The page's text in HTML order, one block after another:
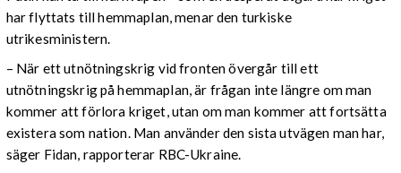
har flyttats till hemmaplan, menar den turkiske
utrikesministern.
– När ett utnötningskrig vid fronten övergår till ett
utnötningskrig på hemmaplan, är frågan inte längre om man
kommer att förlora kriget, utan om man kommer att fortsätta
existera som nation. Man använder den sista utvägen man har,
säger Fidan, rapporterar RBC-Ukraine.